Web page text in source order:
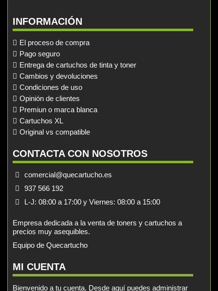
INFORMACIÓN
El proceso de compra
Pago seguro
Entrega de cartuchos de tinta y toner
Cambios y devoluciones
Condiciones de uso
Opinión de clientes
Premiun o marca blanca
Cartuchos XL
Original vs compatible
CONTACTA CON NOSOTROS
comercial@quecartucho.es
937 566 192
L-J: 08:00 a 17:00 y Viernes: 08:00 a 15:00
Empresa dedicada a la venta de toners y cartuchos a
precios muy asequibles.
Equipo de Quecartucho
MI CUENTA
Bienvenido a tu cuenta. Desde aquí puedes administrar